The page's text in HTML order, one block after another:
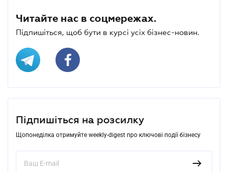
Читайте нас в соцмережах.
Підпишіться, щоб бути в курсі усіх бізнес-новин.
Підпишіться на розсилку
Щопонеділка отримуйте weekly-digest про ключові події бізнесу